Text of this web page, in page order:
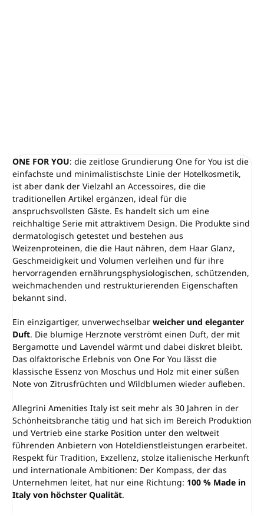
ONE FOR YOU: die zeitlose Grundierung One for You ist die
einfachste und minimalistischste Linie der Hotelkosmetik,
ist aber dank der Vielzahl an Accessoires, die die
traditionellen Artikel ergänzen, ideal für die
anspruchsvollsten Gäste. Es handelt sich um eine
reichhaltige Serie mit attraktivem Design. Die Produkte sind
dermatologisch getestet und bestehen aus
Weizenproteinen, die die Haut nähren, dem Haar Glanz,
Geschmeidigkeit und Volumen verleihen und für ihre
hervorragenden ernährungsphysiologischen, schützenden,
weichmachenden und restrukturierenden Eigenschaften
bekannt sind.
Ein einzigartiger, unverwechselbar weicher und eleganter
Duft. Die blumige Herznote verströmt einen Duft, der mit
Bergamotte und Lavendel wärmt und dabei diskret bleibt.
Das olfaktorische Erlebnis von One For You lässt die
klassische Essenz von Moschus und Holz mit einer süßen
Note von Zitrusfrüchten und Wildblumen wieder aufleben.
Allegrini Amenities Italy ist seit mehr als 30 Jahren in der
Schönheitsbranche tätig und hat sich im Bereich Produktion
und Vertrieb eine starke Position unter den weltweit
führenden Anbietern von Hoteldienstleistungen erarbeitet.
Respekt für Tradition, Exzellenz, stolze italienische Herkunft
und internationale Ambitionen: Der Kompass, der das
Unternehmen leitet, hat nur eine Richtung: 100 % Made in
Italy von höchster Qualität.